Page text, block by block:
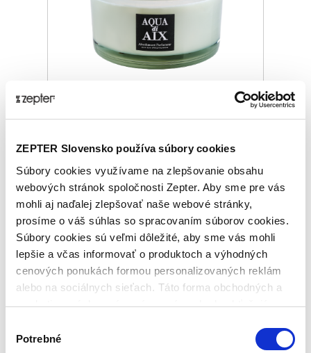
ZEPTER Slovensko používa súbory cookies
Súbory cookies využívame na zlepšovanie obsahu
webových stránok spoločnosti Zepter. Aby sme pre vás
mohli aj naďalej zlepšovať naše webové stránky,
prosíme o váš súhlas so spracovaním súborov cookies.
Súbory cookies sú veľmi dôležité, aby sme vás mohli
lepšie a včas informovať o produktoch a výhodných
cenových ponukách formou personalizovaných reklám
alebo na sociálnych sieťach. Táto forma obchodných a
marketingových oznámení pre vás nebude obťažujúca.
súhlasu
Potrebné
Základná cena 100,00 €
ⓘ cena
Prihláste sa a zobrazí sa vám cena pre
člena klubu.
Iba členovia klubu majú garanciu
každého nákupu s priamym
zvýhodnením -5 % až -40 %